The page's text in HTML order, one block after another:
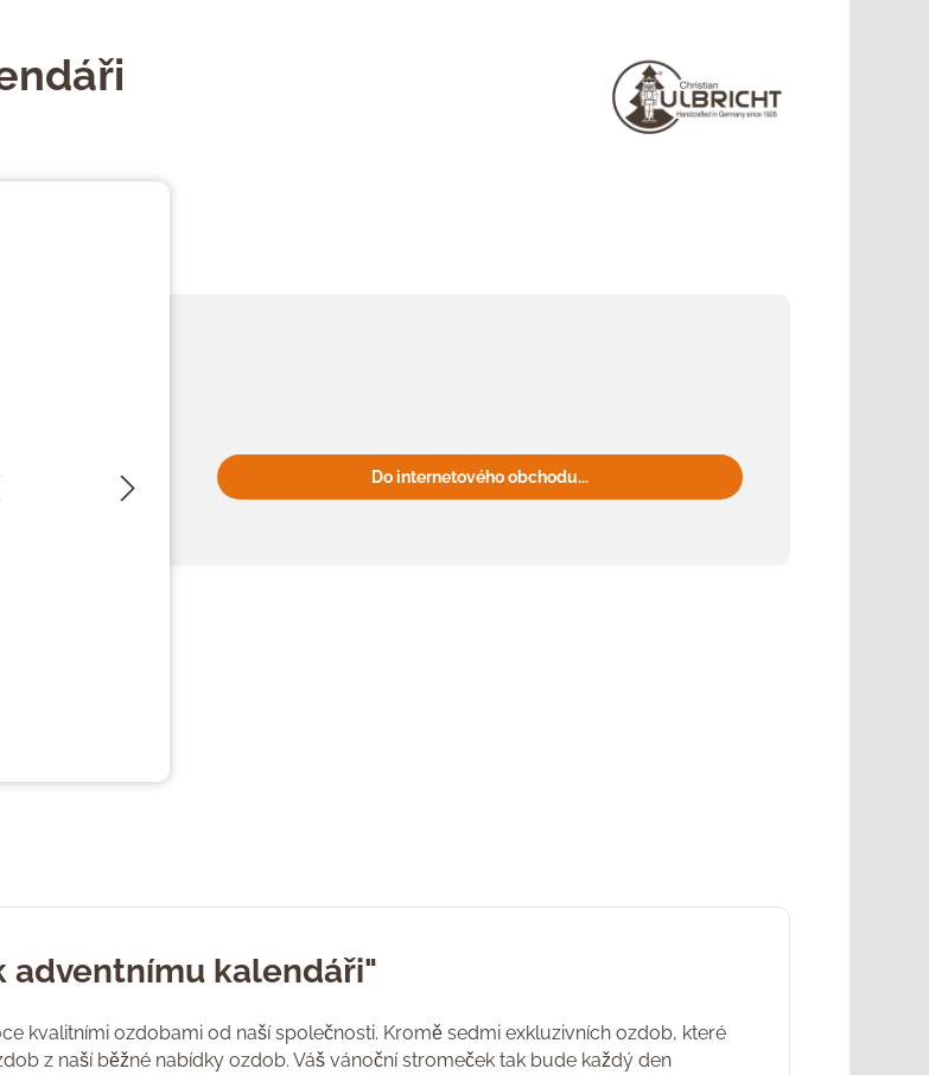
Do internetového obchodu...
adventnímu kalendáři"
kvalitními ozdobami od naší společnosti. Kromě sedmi exkluzivních ozdob, které
z naší běžné nabídky ozdob. Váš vánoční stromeček tak bude každý den